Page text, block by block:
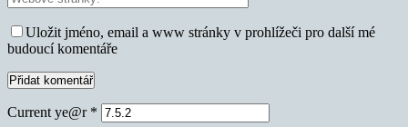
Uložit jméno, email a www stránky v prohlížeči pro další mé
budoucí komentáře
Current ye@r *